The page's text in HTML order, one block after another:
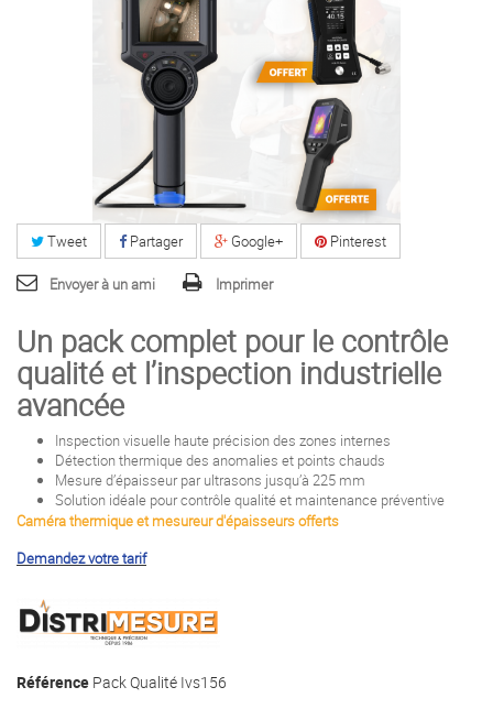
Tweet Partager Google+ Pinterest
Envoyer à un ami Imprimer
Un pack complet pour le contrôle
qualité et l’inspection industrielle
avancée
Inspection visuelle haute précision des zones internes
Détection thermique des anomalies et points chauds
Mesure d’épaisseur par ultrasons jusqu’à 225 mm
Solution idéale pour contrôle qualité et maintenance préventive
Caméra thermique et mesureur d'épaisseurs offerts
Demandez votre tarif
Référence Pack Qualité Ivs156